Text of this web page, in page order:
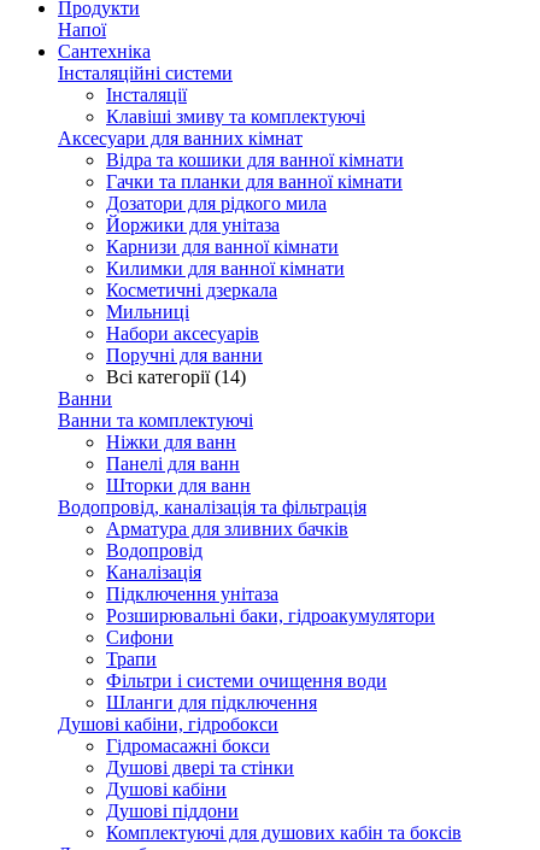
Продукти
Напої
Сантехніка
Інсталяційні системи
Інсталяції
Клавіші змиву та комплектуючі
Аксесуари для ванних кімнат
Відра та кошики для ванної кімнати
Гачки та планки для ванної кімнати
Дозатори для рідкого мила
Йоржики для унітаза
Карнизи для ванної кімнати
Килимки для ванної кімнати
Косметичні дзеркала
Мильниці
Набори аксесуарів
Поручні для ванни
Всі категорії (14)
Ванни
Ванни та комплектуючі
Ніжки для ванн
Панелі для ванн
Шторки для ванн
Водопровід, каналізація та фільтрація
Арматура для зливних бачків
Водопровід
Каналізація
Підключення унітаза
Розширювальні баки, гідроакумулятори
Сифони
Трапи
Фільтри і системи очищення води
Шланги для підключення
Душові кабіни, гідробокси
Гідромасажні бокси
Душові двері та стінки
Душові кабіни
Душові піддони
Комплектуючі для душових кабін та боксів